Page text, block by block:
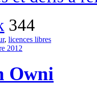
344
, licences libres
2012
Owni